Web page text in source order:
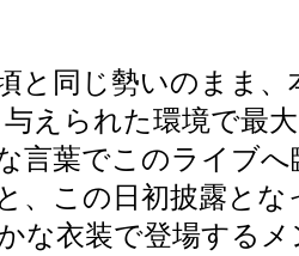
と同じ勢いのまま
えられた環境で最
言葉でこのライブ
、この日初披露とな
な衣装で登場する